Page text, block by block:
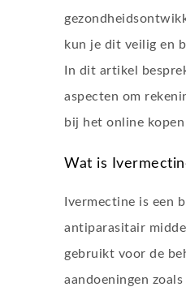
kun je dit veilig en
In dit artikel
aspecten om
bij het online
Wat is
Ivermectine is een
antiparasitair
gebruikt voor de
aandoeningen